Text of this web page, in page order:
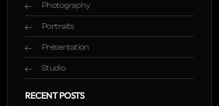
Photography
Portraits
Présentation
Studio
RECENT POSTS